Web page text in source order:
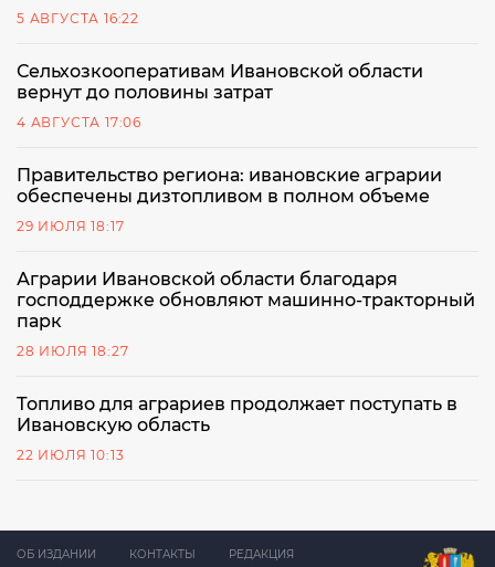
5 АВГУСТА 16:22
Сельхозкооперативам Ивановской области
вернут до половины затрат
4 АВГУСТА 17:06
Правительство региона: ивановские аграрии
обеспечены дизтопливом в полном объеме
29 ИЮЛЯ 18:17
Аграрии Ивановской области благодаря
господдержке обновляют машинно-тракторный
парк
28 ИЮЛЯ 18:27
Топливо для аграриев продолжает поступать в
Ивановскую область
22 ИЮЛЯ 10:13
ОБ ИЗДАНИИ КОНТАКТЫ РЕДАКЦИЯ